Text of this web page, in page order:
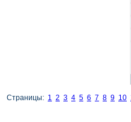
Страницы: 1 2 3 4 5 6 7 8 9 10